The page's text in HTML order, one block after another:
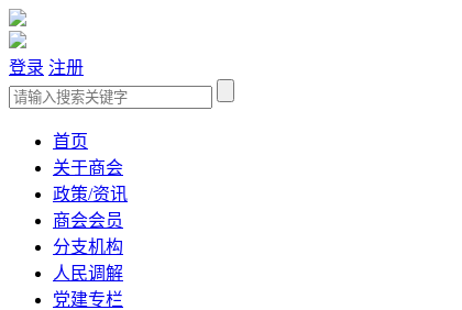
登录 注册
首页
关于商会
政策/资讯
商会会员
分支机构
人民调解
党建专栏